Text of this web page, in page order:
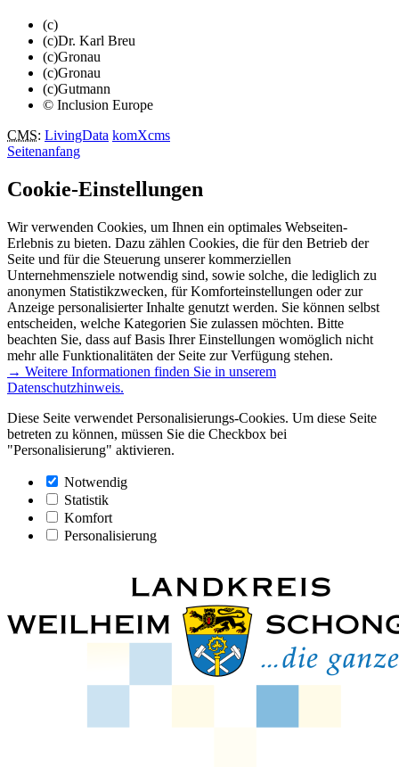
(c)
(c)Dr. Karl Breu
(c)Gronau
(c)Gronau
(c)Gutmann
© Inclusion Europe
CMS: LivingData komXcms
Seitenanfang
Cookie-Einstellungen
Wir verwenden Cookies, um Ihnen ein optimales Webseiten-
Erlebnis zu bieten. Dazu zählen Cookies, die für den Betrieb der
Seite und für die Steuerung unserer kommerziellen
Unternehmensziele notwendig sind, sowie solche, die lediglich zu
anonymen Statistikzwecken, für Komforteinstellungen oder zur
Anzeige personalisierter Inhalte genutzt werden. Sie können selbst
entscheiden, welche Kategorien Sie zulassen möchten. Bitte
beachten Sie, dass auf Basis Ihrer Einstellungen womöglich nicht
mehr alle Funktionalitäten der Seite zur Verfügung stehen.
→ Weitere Informationen finden Sie in unserem
Datenschutzhinweis.
Diese Seite verwendet Personalisierungs-Cookies. Um diese Seite
betreten zu können, müssen Sie die Checkbox bei
"Personalisierung" aktivieren.
Notwendig
Statistik
Komfort
Personalisierung